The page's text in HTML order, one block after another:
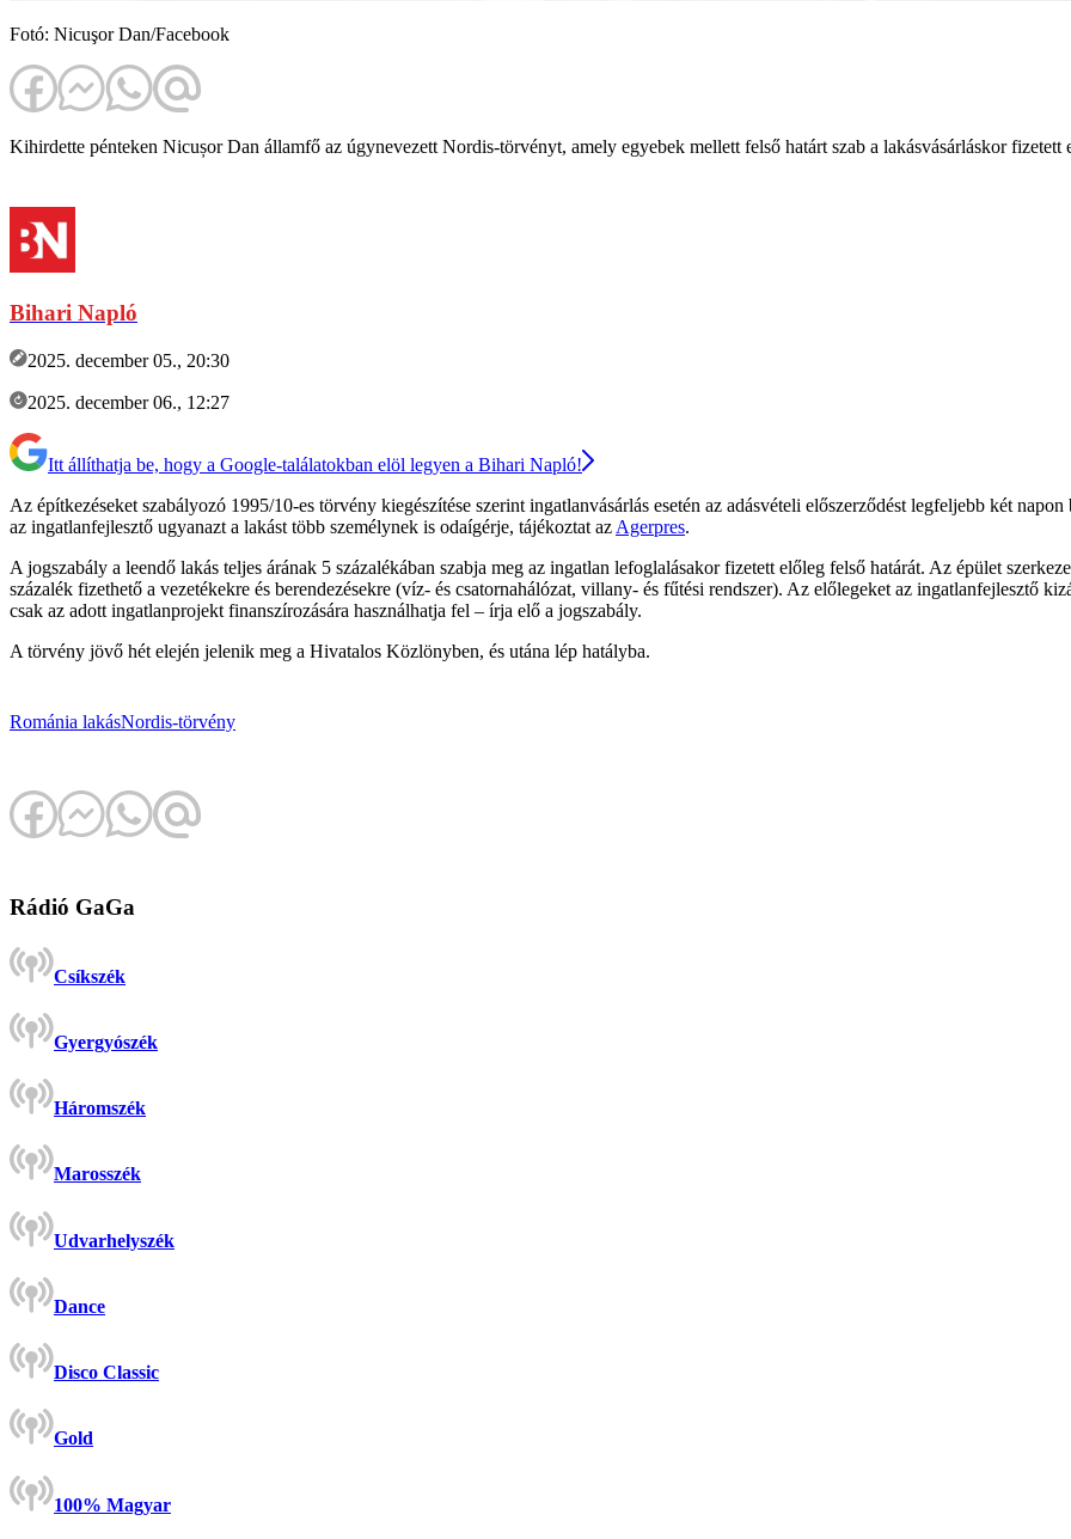
Fotó: Nicuşor Dan/Facebook
Kihirdette pénteken Nicușor Dan államfő az úgynevezett Nordis-törvényt, amely egyebek mellett felső határt szab a lakásvásárláskor fizetett
Bihari Napló
2025. december 05., 20:30
2025. december 06., 12:27
Itt állíthatja be, hogy a Google-találatokban elöl legyen a Bihari Napló!
Az építkezéseket szabályozó 1995/10-es törvény kiegészítése szerint ingatlanvásárlás esetén az adásvételi előszerződést legfeljebb két
az ingatlanfejlesztő ugyanazt a lakást több személynek is odaígérje, tájékoztat az Agerpres.
A jogszabály a leendő lakás teljes árának 5 százalékában szabja meg az ingatlan lefoglalásakor fizetett előleg felső határát. Az épület
százalék fizethető a vezetékekre és berendezésekre (víz- és csatornahálózat, villany- és fűtési rendszer). Az előlegeket az ingatlanfejlesztő
csak az adott ingatlanprojekt finanszírozására használhatja fel – írja elő a jogszabály.
A törvény jövő hét elején jelenik meg a Hivatalos Közlönyben, és utána lép hatályba.
Románia lakásNordis-törvény
Rádió GaGa
Csíkszék
Gyergyószék
Háromszék
Marosszék
Udvarhelyszék
Dance
Disco Classic
Gold
100% Magyar